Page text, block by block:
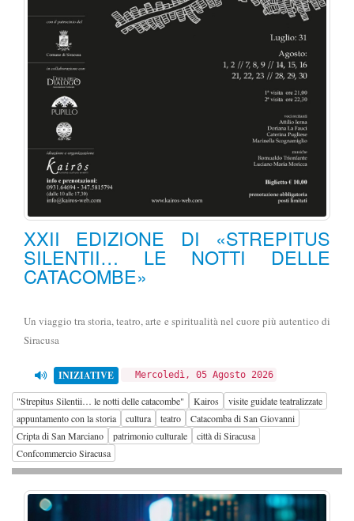
XXII EDIZIONE DI «STREPITUS
SILENTII… LE NOTTI DELLE
CATACOMBE»
Un viaggio tra storia, teatro, arte e spiritualità nel cuore più autentico di
Siracusa
INIZIATIVE Mercoledì, 05 Agosto 2026
"Strepitus Silentii… le notti delle catacombe" Kairos
visite guidate teatralizzate
appuntamento con la storia
cultura teatro
Catacomba di San Giovanni
Cripta di San Marciano
patrimonio culturale
città di Siracusa
Confcommercio Siracusa